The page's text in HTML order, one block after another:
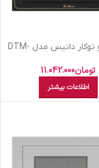
ماکروویو توکار داتیس مدل DTM-
تومان11.042.000
اطلاعات بیشتر